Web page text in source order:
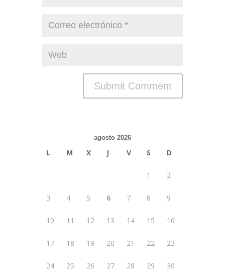
agosto 2026
L M X J V S D
1 2
3 4 5 6 7 8 9
10 11 12 13 14 15 16
17 18 19 20 21 22 23
24 25 26 27 28 29 30